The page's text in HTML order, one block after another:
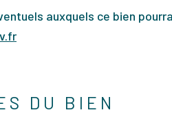
auxquels ce bien
DU BIEN